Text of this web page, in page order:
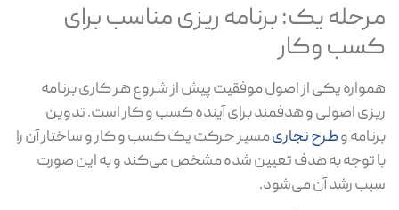
مرحله یک: برنامه ریزی مناسب برای
کسب وکار
همواره یکی از اصول موفقیت پیش از شروع هر کاری برنامه
ریزی اصولی و هدفمند برای آینده کسب و کار است. تدوین
برنامه وطرح تجاریمسیر حرکت یک کسب و کار و ساختار آن را
با توجه به هدف تعیین شده مشخص می‌کند و به این صورت
سبب رشد آن می‌شود.